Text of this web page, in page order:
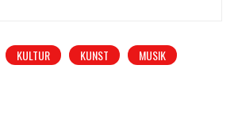
KULTUR KUNST MUSIK